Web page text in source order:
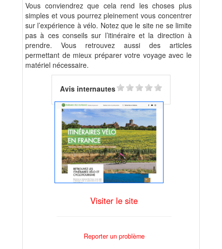
Vous conviendrez que cela rend les choses plus
simples et vous pourrez pleinement vous concentrer
sur l’expérience à vélo. Notez que le site ne se limite
pas à ces conseils sur l’itinéraire et la direction à
prendre. Vous retrouvez aussi des articles
permettant de mieux préparer votre voyage avec le
matériel nécessaire.
Avis internautes
Visiter le site
Reporter un problème